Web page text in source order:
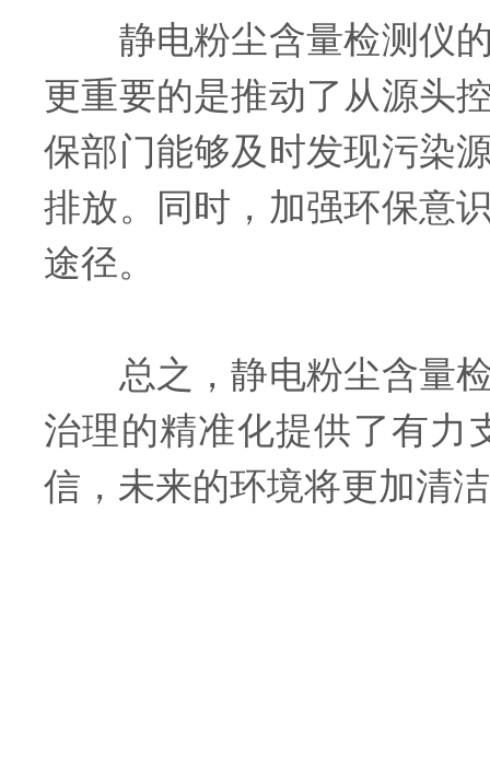
静电粉尘含量检测仪的
更重要的是推动了从源头
保部门能够及时发现污染
排放。同时，加强环保意
途径。
总之，静电粉尘含量检
治理的精准化提供了有力
信，未来的环境将更加清